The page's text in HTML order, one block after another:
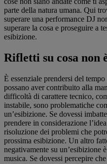
parte della natura umana. Qui
superare una performance DJ
superare la cosa e proseguire a
esibizione.
Rifletti su cosa non
È essenziale prendersi del
possano aver contribuito alla
difficoltà di carattere tecnico,
instabile, sono problematiche
un’esibizione. Se dovessi
prendere in considerazione
risoluzione dei problemi che
prossima esibizione. Un altro
negativamente su un’esibizione
musica. Se dovessi percepire